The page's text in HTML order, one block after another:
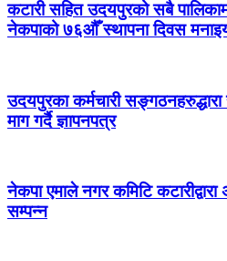
कटारी सहित उदयपुरको सबै
नेकपाको ७६औँ स्थापना दिवस
उदयपुरका कर्मचारी
माग गर्दै ज्ञापनपत्र
नेकपा एमाले नगर कमिटि
सम्पन्न